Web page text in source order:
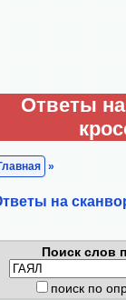
Ответы
»
на
Поиск слов
поиск по